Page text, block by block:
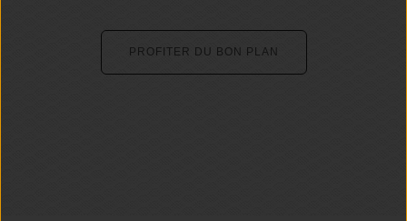
PROFITER DU BON PLAN